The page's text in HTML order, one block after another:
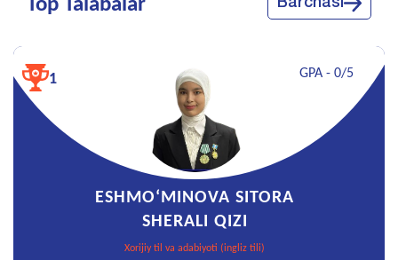
1
ESHMO‘MINOVA SITORA
SHERALI QIZI
Xorijiy til va adabiyoti (ingliz tili)
GPA - 0/5